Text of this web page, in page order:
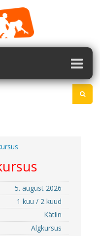
5. august 2026
1 kuu / 2 kuud
Kätlin
Algkursus